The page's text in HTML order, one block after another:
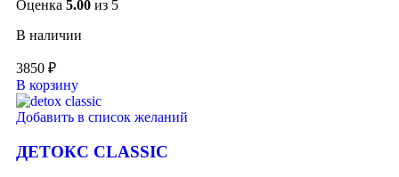
Оценка 5.00 из 5
В наличии
3850 ₽
В корзину
Добавить в список желаний
ДЕТОКС CLASSIC